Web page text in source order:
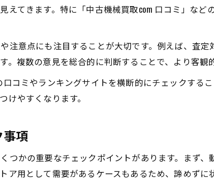
えてきます。特に「中古機械買取com 口コミ」な
注意点にも注目することが大切です。例えば、査
複数の意見を総合的に判断することで、より客観
コミやランキングサイトを横断的にチェックする
やすくなります。
項
つかの重要なチェックポイントがあります。まず
ア用として需要があるケースもあるため、諦めずに